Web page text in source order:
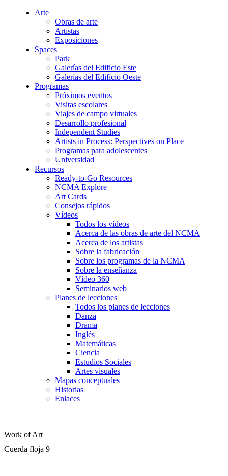
Arte
Obras de arte
Artistas
Exposiciones
Spaces
Park
Galerías del Edificio Este
Galerías del Edificio Oeste
Programas
Próximos eventos
Visitas escolares
Viajes de campo virtuales
Desarrollo profesional
Independent Studies
Artists in Process: Perspectives on Place
Programas para adolescentes
Universidad
Recursos
Ready-to-Go Resources
NCMA Explore
Art Cards
Consejos rápidos
Vídeos
Todos los vídeos
Acerca de las obras de arte del NCMA
Acerca de los artistas
Sobre la fabricación
Sobre los programas de la NCMA
Sobre la enseñanza
Vídeo 360
Seminarios web
Planes de lecciones
Todos los planes de lecciones
Danza
Drama
Inglés
Matemáticas
Ciencia
Estudios Sociales
Artes visuales
Mapas conceptuales
Historias
Enlaces
Work of Art
Cuerda floja 9